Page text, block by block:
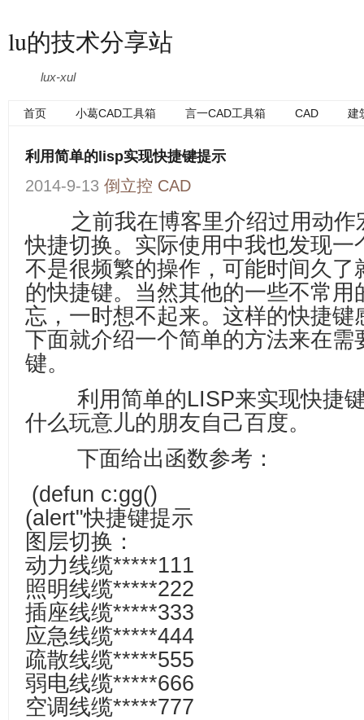
lu的技术分享站
lux-xul
首页 小葛CAD工具箱 言一CAD工具箱 CAD 建
利用简单的lisp实现快捷键提示
2014-9-13 倒立控 CAD
之前我在博客里介绍过用动作
快捷切换。实际使用中我也发现一
不是很频繁的操作，可能时间久了
的快捷键。当然其他的一些不常
忘，一时想不起来。这样的快捷键
下面就介绍一个简单的方法来在需
键。
利用简单的LISP来实现快捷键
什么玩意儿的朋友自己百度。
下面给出函数参考：
(defun c:gg()
(alert"快捷键提示
图层切换：
动力线缆*****111
照明线缆*****222
插座线缆*****333
应急线缆*****444
疏散线缆*****555
弱电线缆*****666
空调线缆*****777